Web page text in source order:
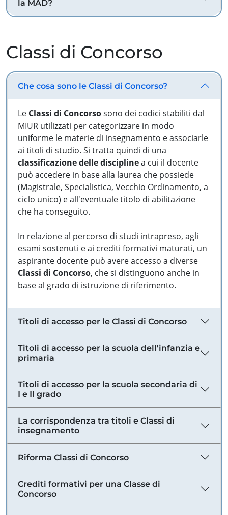
la MAD?
Classi di Concorso
Che cosa sono le Classi di Concorso?
Le Classi di Concorsosono dei codici stabiliti dal
MIUR utilizzati per categorizzare in modo
uniforme le materie di insegnamento e associarle
ai titoli di studio. Si tratta quindi di una
classificazione delle disciplinea cui il docente
può accedere in base alla laurea che possiede
(Magistrale, Specialistica, Vecchio Ordinamento, a
ciclo unico) e all'eventuale titolo di abilitazione
che ha conseguito.
In relazione al percorso di studi intrapreso, agli
esami sostenuti e ai crediti formativi maturati, un
aspirante docente può avere accesso a diverse
Classi di Concorso, che si distinguono anche in
base al grado di istruzione di riferimento.
Titoli di accesso per le Classi di Concorso
Titoli di accesso per la scuola dell'infanzia e
primaria
Titoli di accesso per la scuola secondaria di
I e II grado
La corrispondenza tra titoli e Classi di
insegnamento
Riforma Classi di Concorso
Crediti formativi per una Classe di
Concorso